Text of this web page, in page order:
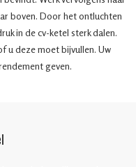
boven. Door het ontluchten
in de cv-ketel sterk dalen.
u deze moet bijvullen. Uw
geven.